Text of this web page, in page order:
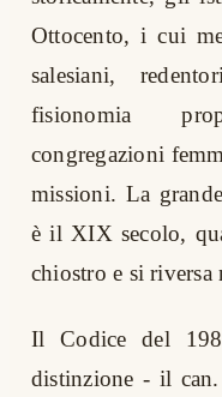
Ottocento, i cui
salesiani,
fisionomia
congregazioni
missioni. La
è il XIX secolo,
chiostro e si riversa
Il Codice del
distinzione - il